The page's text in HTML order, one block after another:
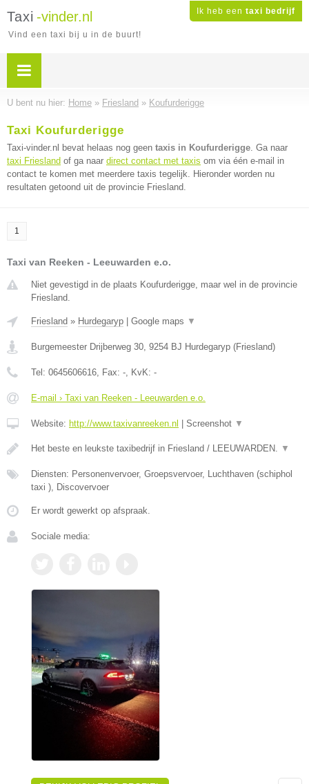
Ik heb een taxi bedrijf
Taxi -vinder.nl
Vind een taxi bij u in de buurt!
U bent nu hier: Home » Friesland » Koufurderigge
Taxi Koufurderigge
Taxi-vinder.nl bevat helaas nog geen taxis in Koufurderigge. Ga naar
taxi Friesland of ga naar direct contact met taxis om via één e-mail in
contact te komen met meerdere taxis tegelijk. Hieronder worden nu
resultaten getoond uit de provincie Friesland.
1
Taxi van Reeken - Leeuwarden e.o.
Niet gevestigd in de plaats Koufurderigge, maar wel in de provincie
Friesland.
Friesland » Hurdegaryp Google maps ▼
Burgemeester Drijberweg 30, 9254 BJ Hurdegaryp (Friesland)
Tel: 0645606616, Fax: -, KvK: -
E-mail › Taxi van Reeken - Leeuwarden e.o.
Website: http://www.taxivanreeken.nl Screenshot ▼
Het beste en leukste taxibedrijf in Friesland / LEEUWARDEN. ▼
Diensten: Personenvervoer, Groepsvervoer, Luchthaven (schiphol
taxi ), Discovervoer
Er wordt gewerkt op afspraak.
Sociale media: